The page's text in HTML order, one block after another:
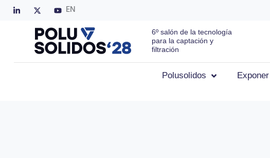
EN
6º salón de la tecnología
para la captación y
filtración
Polusolidos Exponer